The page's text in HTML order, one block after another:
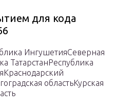
для кода
ИнгушетияСеверная
ТатарстанРеспублика
областьКурская